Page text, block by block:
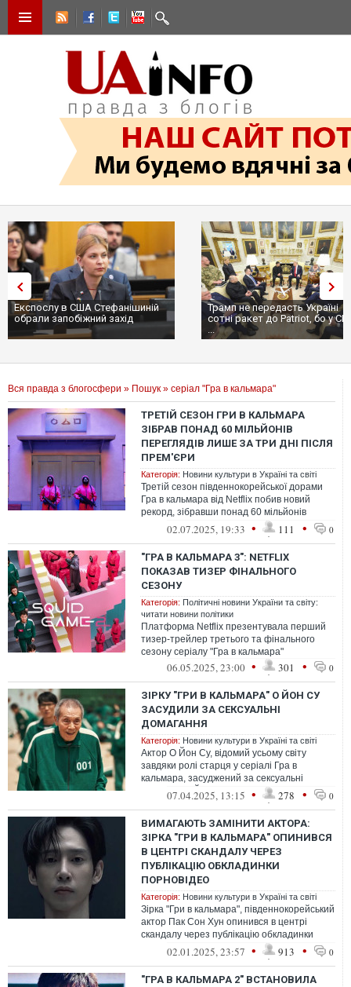
Експослу в США Стефанішиній
обрали запобіжний захід
Трамп не передасть Україні
сотні ракет до Patriot, бо у
...
Вся правда з блогосфери » Пошук » серіал "Гра в кальмара"
ТРЕТІЙ СЕЗОН ГРИ В КАЛЬМАРА
ЗІБРАВ ПОНАД 60 МІЛЬЙОНІВ
ПЕРЕГЛЯДІВ ЛИШЕ ЗА ТРИ ДНІ ПІСЛЯ
ПРЕМ'ЄРИ
Категорія: Новини культури в Україні та світі
Третій сезон південнокорейської дорами
Гра в кальмара від Netflix побив новий
рекорд, зібравши понад 60 мільйонів
переглядів лише за три дні після пре...
02.07.2025, 19:33 • 111 • 0
"ГРА В КАЛЬМАРА 3": NETFLIX
ПОКАЗАВ ТИЗЕР ФІНАЛЬНОГО
СЕЗОНУ
Категорія: Політичні новини України та світу:
читати новини політики
Платформа Netflix презентувала перший
тизер-трейлер третього та фінального
сезону серіалу "Гра в кальмара"
06.05.2025, 23:00 • 301 • 0
ЗІРКУ "ГРИ В КАЛЬМАРА" О ЙОН СУ
ЗАСУДИЛИ ЗА СЕКСУАЛЬНІ
ДОМАГАННЯ
Категорія: Новини культури в Україні та світі
Актор О Йон Су, відомий усьому світу
завдяки ролі старця у серіалі Гра в
кальмара, засуджений за сексуальні
домагання. Його покарали роком
07.04.2025, 13:15 • 278 • 0
ВИМАГАЮТЬ ЗАМІНИТИ АКТОРА:
ЗІРКА "ГРИ В КАЛЬМАРА" ОПИНИВСЯ
В ЦЕНТРІ СКАНДАЛУ ЧЕРЕЗ
ПУБЛІКАЦІЮ ОБКЛАДИНКИ
ПОРНОВІДЕО
Категорія: Новини культури в Україні та світі
Зірка "Гри в кальмара", південнокорейський
актор Пак Сон Хун опинився в центрі
скандалу через публікацію обкладинки
порновідео у stories в Instagram
02.01.2025, 23:57 • 913 • 0
"ГРА В КАЛЬМАРА 2" ВСТАНОВИЛА